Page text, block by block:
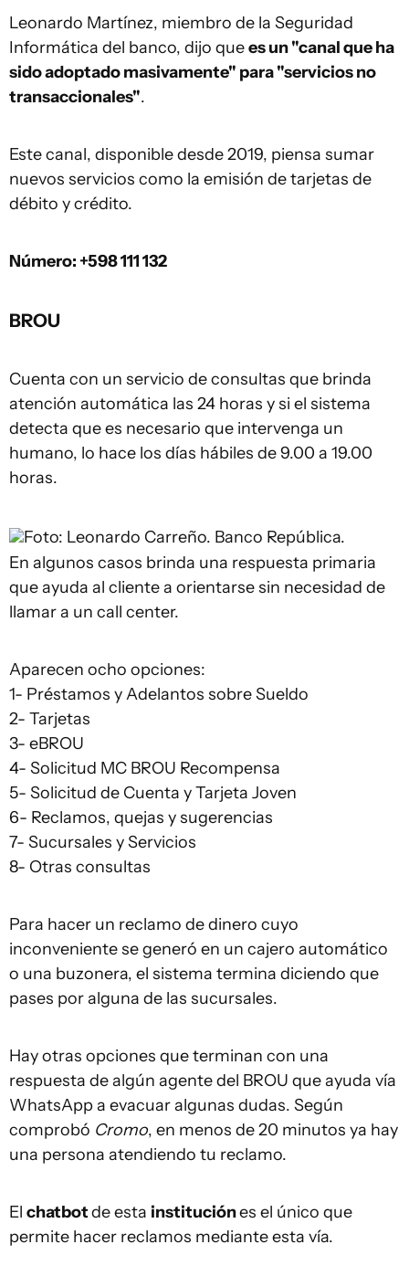
Leonardo Martínez, miembro de la Seguridad
Informática del banco, dijo quees un "canal que ha
sido adoptado masivamente" para "servicios no
transaccionales".
Este canal, disponible desde 2019, piensa sumar
nuevos servicios como la emisión de tarjetas de
débito y crédito.
Número: +598 111 132
BROU
Cuenta con un servicio de consultas que brinda
atención automática las 24 horas y si el sistema
detecta que es necesario que intervenga un
humano, lo hace los días hábiles de 9.00 a 19.00
horas.
Foto: Leonardo Carreño. Banco República.
En algunos casos brinda una respuesta primaria
que ayuda al cliente a orientarse sin necesidad de
llamar a un call center.
Aparecen ocho opciones:
1- Préstamos y Adelantos sobre Sueldo
2- Tarjetas
3- eBROU
4- Solicitud MC BROU Recompensa
5- Solicitud de Cuenta y Tarjeta Joven
6- Reclamos, quejas y sugerencias
7- Sucursales y Servicios
8- Otras consultas
Para hacer un reclamo de dinero cuyo
inconveniente se generó en un cajero automático
o una buzonera, el sistema termina diciendo que
pases por alguna de las sucursales.
Hay otras opciones que terminan con una
respuesta de algún agente del BROU que ayuda vía
WhatsApp a evacuar algunas dudas. Según
comprobó Cromo, en menos de 20 minutos ya hay
una persona atendiendo tu reclamo.
El chatbotde esta instituciónes el único que
permite hacer reclamos mediante esta vía.